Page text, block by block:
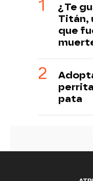
¿Te
Titán,
que
pata